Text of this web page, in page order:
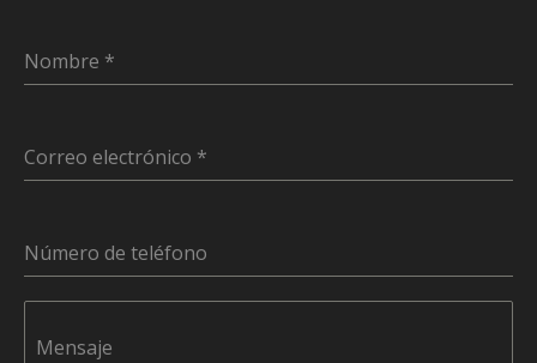
Nombre *
Correo electrónico *
Número de teléfono
Mensaje